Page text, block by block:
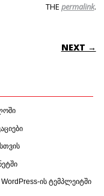
THE permalink.
NEXT →
ის ტემპლეიტში